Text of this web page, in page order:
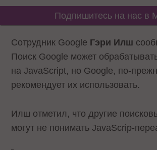
Подпишитесь на нас в
Сотрудник Google Гэри Илш
Поиск Google может
на JavaScript, но Google, по-
рекомендует их использовать.
Илш отметил, что другие
могут не понимать JavaScrip-